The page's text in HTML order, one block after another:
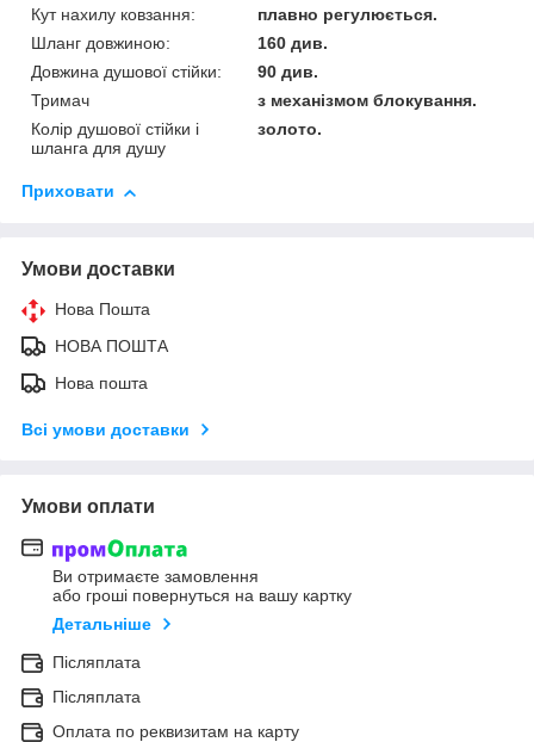
Кут нахилу ковзання:
плавно регулюється.
Шланг довжиною:
160 див.
Довжина душової стійки:
90 див.
Тримач
з механізмом блокування.
Колір душової стійки і
шланга для душу
золото.
Приховати
Умови доставки
Нова Пошта
НОВА ПОШТА
Нова пошта
Всі умови доставки
Умови оплати
Ви отримаєте замовлення
або гроші повернуться на вашу картку
Детальніше
Післяплата
Післяплата
Оплата по реквизитам на карту